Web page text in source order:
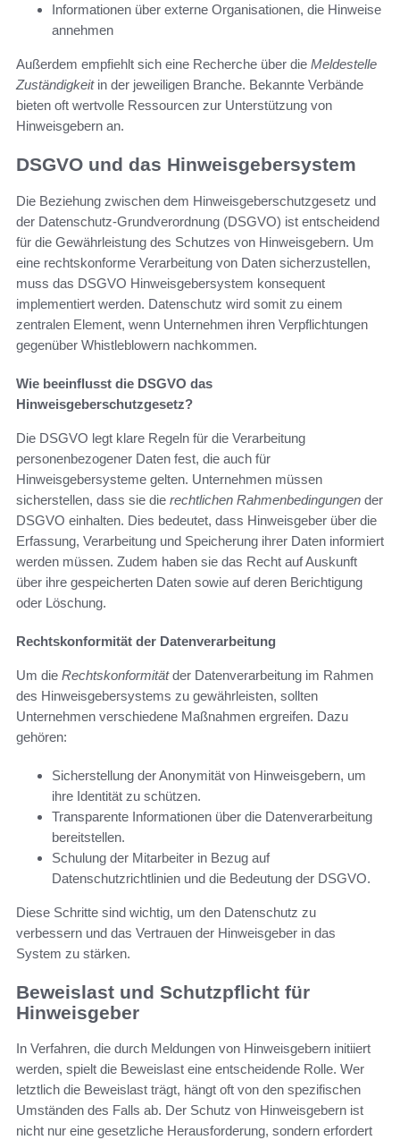
Informationen über externe Organisationen, die Hinweise
annehmen
Außerdem empfiehlt sich eine Recherche über die Meldestelle
Zuständigkeitin der jeweiligen Branche. Bekannte Verbände
bieten oft wertvolle Ressourcen zur Unterstützung von
Hinweisgebern an.
DSGVO und das Hinweisgebersystem
Die Beziehung zwischen dem Hinweisgeberschutzgesetz und
der Datenschutz-Grundverordnung (DSGVO) ist entscheidend
für die Gewährleistung des Schutzes von Hinweisgebern. Um
eine rechtskonforme Verarbeitung von Daten sicherzustellen,
muss das DSGVO Hinweisgebersystem konsequent
implementiert werden. Datenschutz wird somit zu einem
zentralen Element, wenn Unternehmen ihren Verpflichtungen
gegenüber Whistleblowern nachkommen.
Wie beeinflusst die DSGVO das
Hinweisgeberschutzgesetz?
Die DSGVO legt klare Regeln für die Verarbeitung
personenbezogener Daten fest, die auch für
Hinweisgebersysteme gelten. Unternehmen müssen
sicherstellen, dass sie die rechtlichen Rahmenbedingungen der
DSGVO einhalten. Dies bedeutet, dass Hinweisgeber über die
Erfassung, Verarbeitung und Speicherung ihrer Daten informiert
werden müssen. Zudem haben sie das Recht auf Auskunft
über ihre gespeicherten Daten sowie auf deren Berichtigung
oder Löschung.
Rechtskonformität der Datenverarbeitung
Um die Rechtskonformitätder Datenverarbeitung im Rahmen
des Hinweisgebersystems zu gewährleisten, sollten
Unternehmen verschiedene Maßnahmen ergreifen. Dazu
gehören:
Sicherstellung der Anonymität von Hinweisgebern, um
ihre Identität zu schützen.
Transparente Informationen über die Datenverarbeitung
bereitstellen.
Schulung der Mitarbeiter in Bezug auf
Datenschutzrichtlinien und die Bedeutung der DSGVO.
Diese Schritte sind wichtig, um den Datenschutz zu
verbessern und das Vertrauen der Hinweisgeber in das
System zu stärken.
Beweislast und Schutzpflicht für
Hinweisgeber
In Verfahren, die durch Meldungen von Hinweisgebern initiiert
werden, spielt die Beweislast eine entscheidende Rolle. Wer
letztlich die Beweislast trägt, hängt oft von den spezifischen
Umständen des Falls ab. Der Schutz von Hinweisgebern ist
nicht nur eine gesetzliche Herausforderung, sondern erfordert